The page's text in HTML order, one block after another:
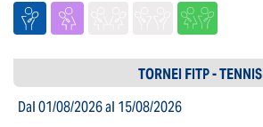
TORNEI FITP - TENNIS
Dal 01/08/2026al 15/08/2026